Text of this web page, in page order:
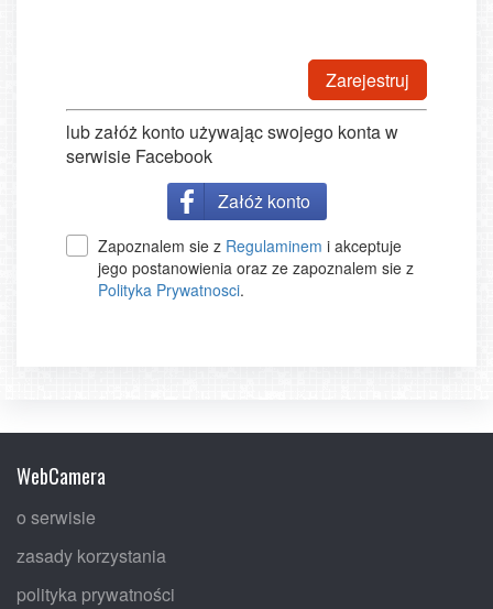
Zarejestruj
lub załóż konto używając swojego konta w
serwisie Facebook
Załóż konto
Zapoznalem sie z Regulaminem i akceptuje
jego postanowienia oraz ze zapoznalem sie z
Polityka Prywatnosci.
WebCamera
o serwisie
zasady korzystania
polityka prywatności